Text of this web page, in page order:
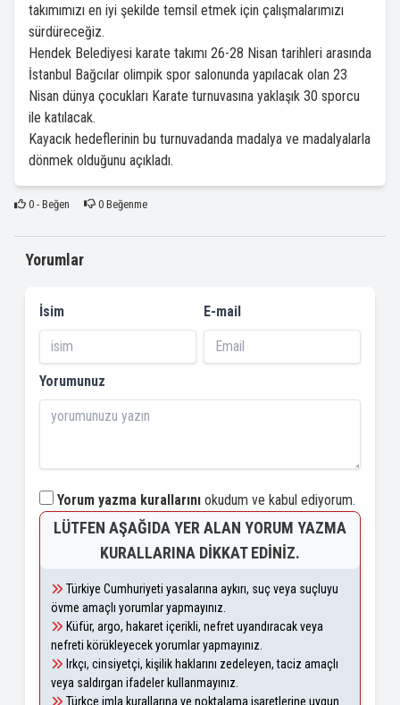
takımımızı en iyi şekilde temsil etmek için çalışmalarımızı
sürdüreceğiz.
Hendek Belediyesi karate takımı 26-28 Nisan tarihleri arasında
İstanbul Bağcılar olimpik spor salonunda yapılacak olan 23
Nisan dünya çocukları Karate turnuvasına yaklaşık 30 sporcu
ile katılacak.
Kayacık hedeflerinin bu turnuvadanda madalya ve madalyalarla
dönmek olduğunu açıkladı.
0- Beğen 0Beğenme
Yorumlar
İsim E-mail
Yorumunuz
Yorum yazma kurallarını okudum ve kabul ediyorum.
LÜTFEN AŞAĞIDA YER ALAN YORUM YAZMA
KURALLARINA DIKKAT EDINIZ.
Türkiye Cumhuriyeti yasalarına aykırı, suç veya suçluyu
övme amaçlı yorumlar yapmayınız.
Küfür, argo, hakaret içerikli, nefret uyandıracak veya
nefreti körükleyecek yorumlar yapmayınız.
Irkçı, cinsiyetçi, kişilik haklarını zedeleyen, taciz amaçlı
veya saldırgan ifadeler kullanmayınız.
Türkçe imla kurallarına ve noktalama işaretlerine uygun